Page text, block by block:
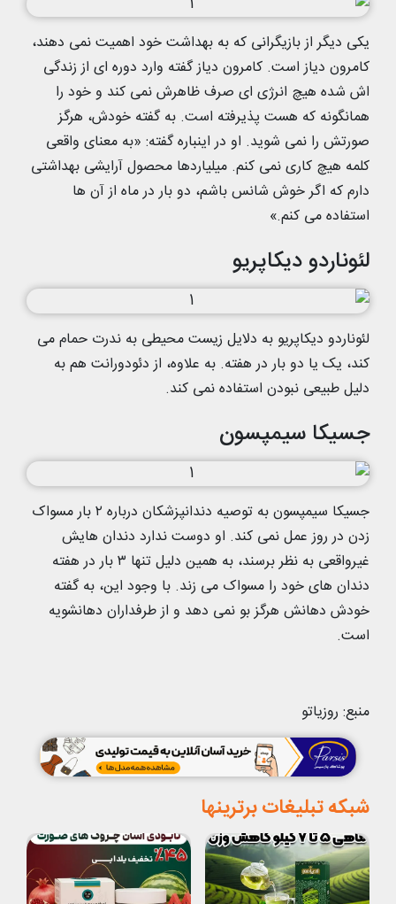
یکی دیگر از بازیگرانی که به بهداشت خود اهمیت نمی دهند،
کامرون دیاز است. کامرون دیاز گفته وارد دوره ای از زندگی
اش شده هیچ انرژی ای صرف ظاهرش نمی کند و خود را
همانگونه که هست پذیرفته است. به گفته خودش، هرگز
صورتش را نمی شوید. او در اینباره گفته: «به معنای واقعی
کلمه هیچ کاری نمی کنم. میلیاردها محصول آرایشی بهداشتی
دارم که اگر خوش شانس باشم، دو بار در ماه از آن ها
استفاده می کنم.»
لئوناردو دیکاپریو
لئوناردو دیکاپریو به دلایل زیست محیطی به ندرت حمام می
کند، یک یا دو بار در هفته. به علاوه، از دئودورانت هم به
دلیل طبیعی نبودن استفاده نمی کند.
جسیکا سیمپسون
جسیکا سیمپسون به توصیه دندانپزشکان درباره ۲ بار مسواک
زدن در روز عمل نمی کند. او دوست ندارد دندان هایش
غیرواقعی به نظر برسند، به همین دلیل تنها ۳ بار در هفته
دندان های خود را مسواک می زند. با وجود این، به گفته
خودش دهانش هرگز بو نمی دهد و از طرفداران دهانشویه
است.
منبع: روزیاتو
شبکه تبلیغات برترینها